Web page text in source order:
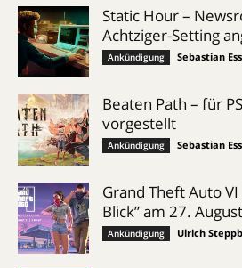
Static Hour –
Achtziger-Setting
Ankündigung Sebastian
Beaten Path – für
vorgestellt
Ankündigung Sebastian
Grand Theft Auto
Blick” am 27. August
Ankündigung Ulrich